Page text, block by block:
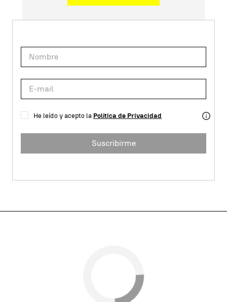
He leído y acepto la Política de Privacidad
Suscribirme